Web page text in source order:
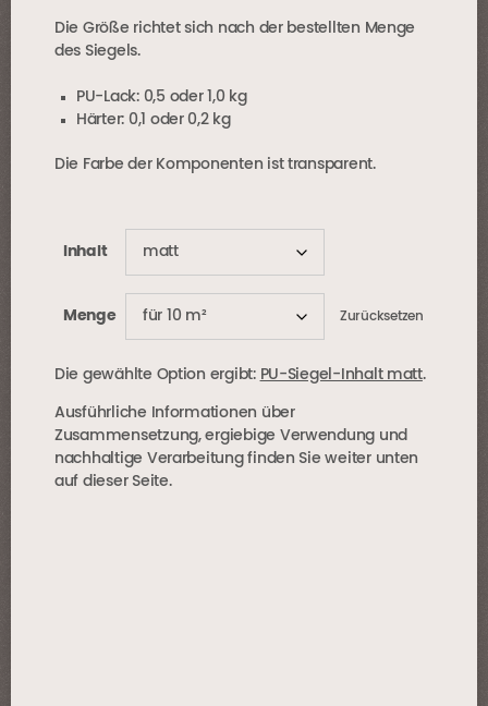
Die Größe richtet sich nach der bestellten Menge
des Siegels.
PU-Lack: 0,5 oder 1,0 kg
Härter: 0,1 oder 0,2 kg
Die Farbe der Komponenten ist transparent.
Inhalt
Menge Zurücksetzen
Die gewählte Option ergibt: PU-Siegel-Inhalt matt.
Ausführliche Informationen über
Zusammensetzung, ergiebige Verwendung und
nachhaltige Verarbeitung finden Sie weiter unten
auf dieser Seite.